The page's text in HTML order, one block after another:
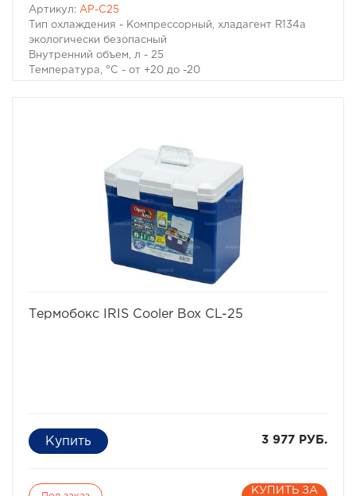
Артикул: AP-C25
Тип охлаждения - Компрессорный, хладагент R134a
экологически безопасный
Внутренний объем, л - 25
Температура, °C - от +20 до -20
Уровень шума, дБ - Менее 45
Термобокс IRIS Cooler Box CL-25
3 977 РУБ.
КУПИТЬ ЗА